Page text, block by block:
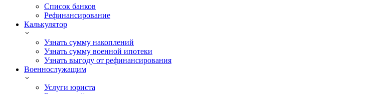
Список банков
Рефинансирование
Калькулятор
Узнать сумму накоплений
Узнать сумму военной ипотеки
Узнать выгоду от рефинансирования
Военнослужащим
Услуги юриста